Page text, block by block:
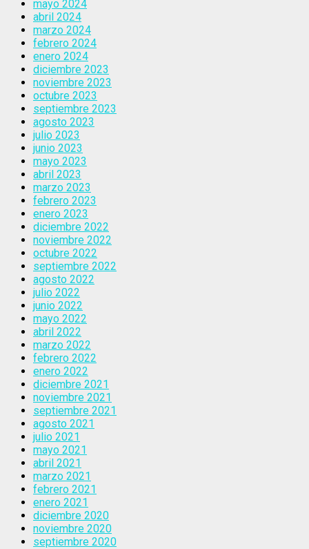
mayo 2024
abril 2024
marzo 2024
febrero 2024
enero 2024
diciembre 2023
noviembre 2023
octubre 2023
septiembre 2023
agosto 2023
julio 2023
junio 2023
mayo 2023
abril 2023
marzo 2023
febrero 2023
enero 2023
diciembre 2022
noviembre 2022
octubre 2022
septiembre 2022
agosto 2022
julio 2022
junio 2022
mayo 2022
abril 2022
marzo 2022
febrero 2022
enero 2022
diciembre 2021
noviembre 2021
septiembre 2021
agosto 2021
julio 2021
mayo 2021
abril 2021
marzo 2021
febrero 2021
enero 2021
diciembre 2020
noviembre 2020
septiembre 2020